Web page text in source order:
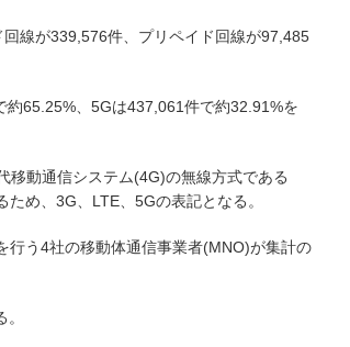
線が339,576件、プリペイド回線が97,485
65.25%、5Gは437,061件で約32.91%を
移動通信システム(4G)の無線方式である
め、3G、LTE、5Gの表記となる。
行う4社の移動体通信事業者(MNO)が集計の